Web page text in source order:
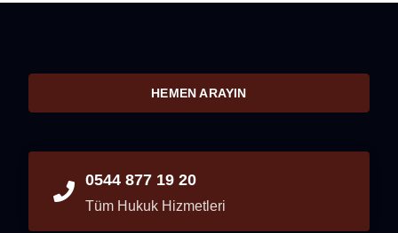
HEMEN ARAYIN
0544 877 19 20
Tüm Hukuk Hizmetleri